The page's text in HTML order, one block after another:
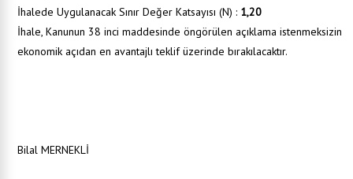
İhalede Uygulanacak Sınır Değer Katsayısı (N) : 1,20
İhale, Kanunun 38 inci maddesinde öngörülen açıklama istenmeksizin
ekonomik açıdan en avantajlı teklif üzerinde bırakılacaktır.
Bilal MERNEKLİ